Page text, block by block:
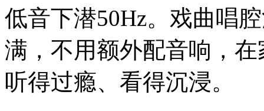
低音下潜50Hz。戏曲唱
满，不用额外配音响，
听得过瘾、看得沉浸。